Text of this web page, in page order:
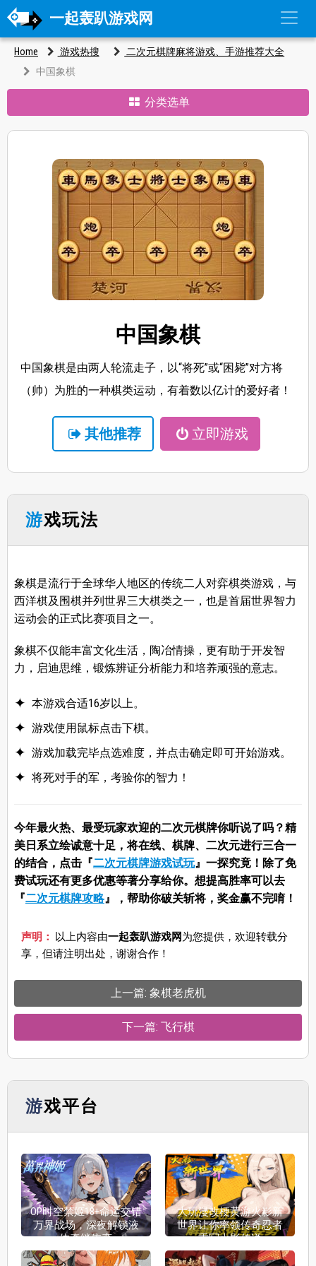
一起轰趴游戏网
Home 游戏热搜
二次元棋牌麻将游戏、手游推荐大全
中国象棋
分类选单
中国象棋
中国象棋是由两人轮流走子，以“将死”或“困毙”对方将
（帅）为胜的一种棋类运动，有着数以亿计的爱好者！
其他推荐 立即游戏
游戏玩法
象棋是流行于全球华人地区的传统二人对弈棋类游戏，与
西洋棋及围棋并列世界三大棋类之一，也是首届世界智力
运动会的正式比赛项目之一。
象棋不仅能丰富文化生活，陶冶情操，更有助于开发智
力，启迪思维，锻炼辨证分析能力和培养顽强的意志。
本游戏合适16岁以上。
游戏使用鼠标点击下棋。
游戏加载完毕点选难度，并点击确定即可开始游戏。
将死对手的军，考验你的智力！
今年最火热、最受玩家欢迎的二次元棋牌你听说了吗？精
美日系立绘诚意十足，将在线、棋牌、二次元进行三合一
的结合，点击『二次元棋牌游戏试玩』一探究竟！除了免
费试玩还有更多优惠等著分享给你。想提高胜率可以去
『二次元棋牌攻略』，帮助你破关斩将，奖金赢不完唷！
声明： 以上内容由一起轰趴游戏网为您提供，欢迎转载分
享，但请注明出处，谢谢合作！
上一篇: 象棋老虎机
下一篇: 飞行棋
游戏平台
OP时空禁姬18+命运交错
万界战场，深夜解锁液
体牵绊依恋
大玩漫改梗黄游火影新
世界让你率领传奇忍者
重写火影传说